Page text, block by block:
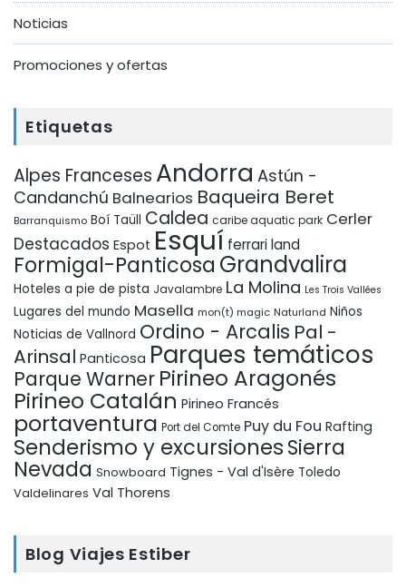
Noticias
Promociones y ofertas
Etiquetas
Alpes Franceses Andorra Astún -
Candanchú Balnearios Baqueira Beret
Barranquismo Boí Taüll Caldea caribe aquatic park Cerler
Destacados Espot Esquí ferrari land
Formigal-Panticosa Grandvalira
Hoteles a pie de pista Javalambre La Molina Les Trois Vallées
Lugares del mundo Masella mon(t) magic Naturland Niños
Noticias de Vallnord Ordino - Arcalis Pal -
Arinsal Panticosa Parques temáticos
Parque Warner Pirineo Aragonés
Pirineo Catalán Pirineo Francés
portaventura Port del Comte Puy du Fou Rafting
Senderismo y excursionesSierra
Nevada Snowboard Tignes - Val d'Isère Toledo
Valdelinares Val Thorens
Blog Viajes Estiber